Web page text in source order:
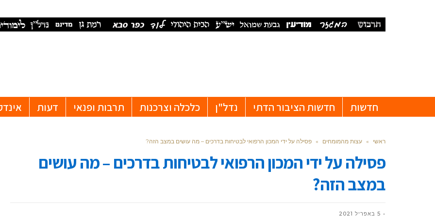
חדשות חדשות הציבור הדתי נדל"ן כלכלה וצרכנות תרבות ופנאי דעות
ראשי » עצות מהמומחים » פסילה על ידי המכון הרפואי לבטיחות בדרכים – מה עושים במצב הזה?
פסילה על ידי המכון הרפואי לבטיחות בדרכים – מה עושים
במצב הזה?
5 באפריל 2021